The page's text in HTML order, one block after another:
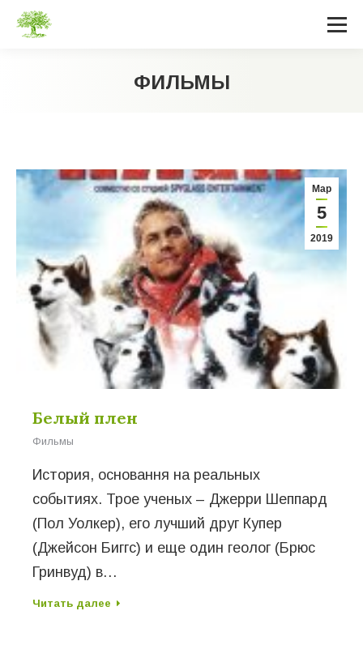
ФИЛЬМЫ
Мар
5
2019
Белый плен
Фильмы
История, основання на реальных
событиях. Трое ученых – Джерри Шеппард
(Пол Уолкер), его лучший друг Купер
(Джейсон Биггс) и еще один геолог (Брюс
Гринвуд) в…
Читать далее